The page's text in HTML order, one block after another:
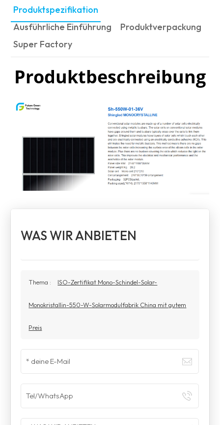
Produktspezifikation
Ausführliche Einführung
Produktverpackung
Super Factory
Produktbeschreibung
WAS WIR ANBIETEN
Thema : ISO-Zertifikat Mono-Schindel-Solar-
Monokristallin-550-W-Solarmodulfabrik China mit gutem
Preis